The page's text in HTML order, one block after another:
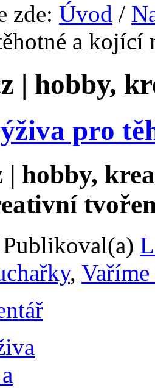
zde: Úvod /
a kojící
| hobby,
pro
| hobby,
Publikoval(a)
, Vaříme